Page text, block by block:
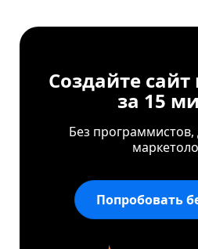
Создайте сайт
за 15
Без
Попробовать